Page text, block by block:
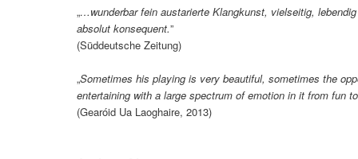
„…wunderbar fein austarierte Klangkunst, vielseitig,
absolut konsequent.”
(Süddeutsche Zeitung)
„Sometimes his playing is very beautiful, sometimes the
entertaining with a large spectrum of emotion in it from fun
(Gearóid Ua Laoghaire, 2013)